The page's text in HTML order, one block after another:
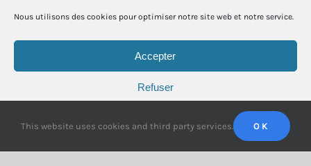
Nous utilisons des cookies pour optimiser notre site web et notre service.
Accepter
Refuser
Un tableau de suivi : pourquoi et comment ?
This website uses cookies and third party services. OK